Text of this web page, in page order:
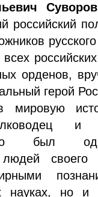
Суворов
российский
всех
орденов,
герой
мировую
и
был
людей своего
науках, но и